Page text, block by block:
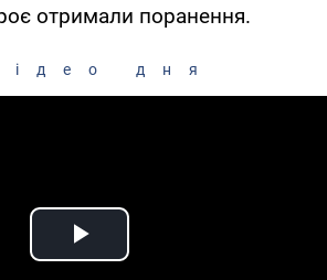
отримали поранення.
дня
Play Video